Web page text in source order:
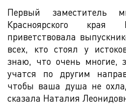
Первый заместитель
Красноярского
приветствовала
всех, кто стоял у
знаю, что очень многие,
учатся по другим
чтобы ваша душа не
сказала Наталия